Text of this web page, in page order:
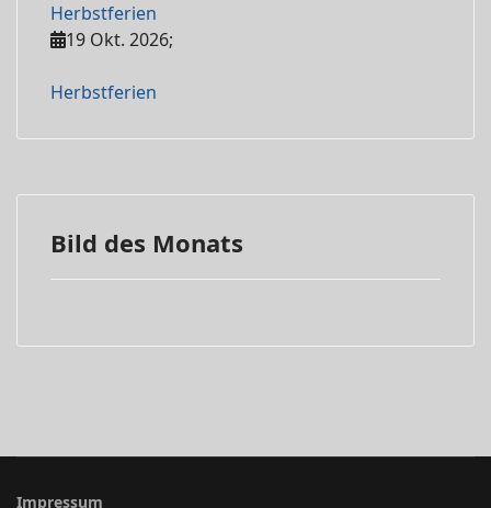
Herbstferien
19 Okt. 2026;
Herbstferien
Bild des Monats
Impressum